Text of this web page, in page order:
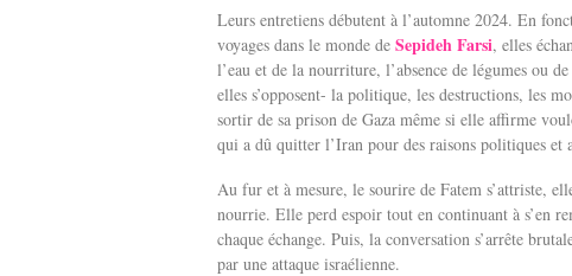
Leurs entretiens débutent à l’automne 2024. En
voyages dans le monde de Sepideh Farsi, elles
l’eau et de la nourriture, l’absence de légumes ou
elles s’opposent- la politique, les destructions, les
sortir de sa prison de Gaza même si elle affirme
qui a dû quitter l’Iran pour des raisons politiques et
Au fur et à mesure, le sourire de Fatem s’attriste,
nourrie. Elle perd espoir tout en continuant à s’en
chaque échange. Puis, la conversation s’arrête
par une attaque israélienne.